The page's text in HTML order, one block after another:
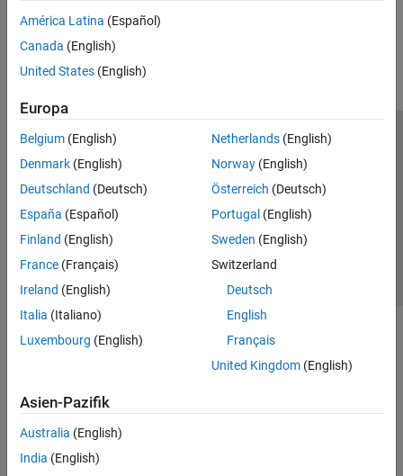
América Latina (Español)
Canada (English)
United States (English)
Europa
Belgium (English)
Denmark (English)
Deutschland (Deutsch)
España (Español)
Finland (English)
France (Français)
Ireland (English)
Italia (Italiano)
Luxembourg (English)
Netherlands(English)
Norway(English)
Österreich (Deutsch)
Portugal (English)
Sweden (English)
Switzerland
Deutsch
English
Français
United Kingdom(English)
Asien-Pazifik
Australia (English)
India (English)
Trust Center
Datenschutz-Richtlinien
Datendiebstahl verhindern
Status von Anwendungen
© 1994-2026 The MathWorks, Inc.
Website auswählen
Deutschland